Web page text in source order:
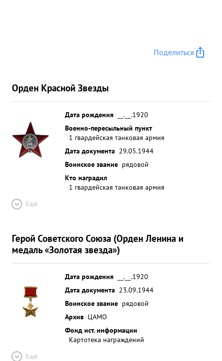
Поделиться
Орден Красной Звезды
Дата рождения
__.__.1920
Военно-пересыльный пункт
1 гвардейская танковая армия
Дата документа 29.05.1944
Воинское звание рядовой
Кто наградил
1 гвардейская танковая армия
Ещё
Герой Советского Союза (Орден Ленина и
медаль «Золотая звезда»)
Дата рождения
__.__.1920
Дата документа 23.09.1944
Воинское звание рядовой
Архив ЦАМО
Фонд ист. информации
Картотека награждений
Ещё